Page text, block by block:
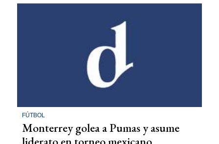
FÚTBOL
Monterrey golea a Pumas y asume